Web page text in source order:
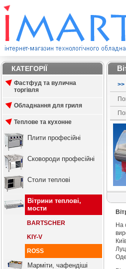
КАТЕГОРІЇ
Фастфуд та вулична
торгівля
Обладнання для гриля
Теплове та кухонне
Плити професійні
Сковороди професійні
Столи теплові
Вітрини теплові,
мости
BARTSCHER
KIY-V
ROSS
Марміти, чафендіші
>>
На